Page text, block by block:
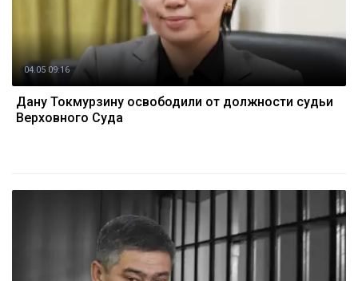
04.05 09:16
Дану Токмурзину освободили от должности судьи
Верховного Суда